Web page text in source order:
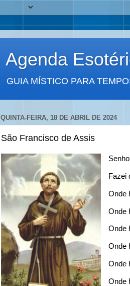
Agenda
GUIA MÍSTICO PARA
QUINTA-FEIRA, 18 DE ABRIL DE 2024
São Francisco de Assis
Fazei
Onde
Onde
Onde
Onde
Onde
Onde